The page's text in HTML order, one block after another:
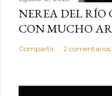
n
t
a
o
NEREA DEL RÍO
CON MUCHO
Compartir 2 comentarios